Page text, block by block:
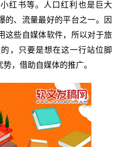
红书等。人口红利也是巨大
的、流量最好的平台之一。因
这些自媒体软件，所以对于旅
，只要是想在这一行站位脚
，借助自媒体的推广。